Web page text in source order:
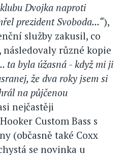
Dvojka naproti
prezident Svoboda...“),
služby zakusil, co
následovaly různé kopie
ta byla úžasná - když mi ji
že dva roky jsem si
na půjčenou
nejčastěji
Custom Bass s
(občasně také Coxx
se novinka u